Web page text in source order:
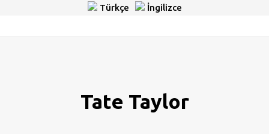
Türkçe İngilizce
Tate Taylor